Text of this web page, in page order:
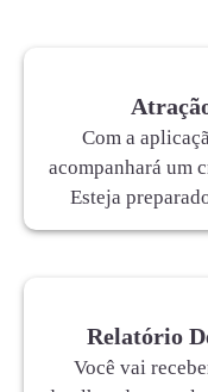
Com a
acompanhará um
Esteja
Relatório
Você vai